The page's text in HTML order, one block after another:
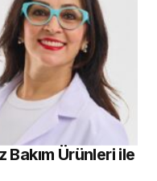
Bakım Ürünleri ile